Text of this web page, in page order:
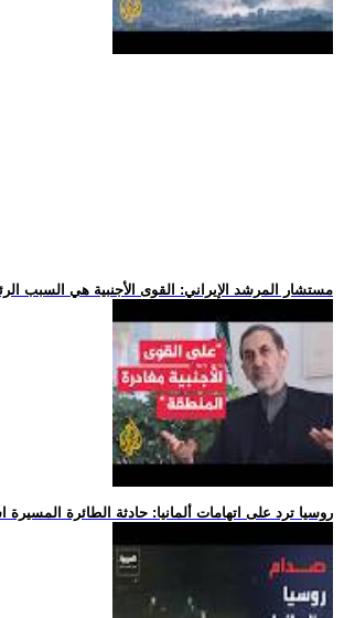
.. مستشار المرشد الإيراني: القوى الأجنبية هي السبب
.. روسيا ترد على اتهامات ألمانيا: حادثة الطائرة المسيرة